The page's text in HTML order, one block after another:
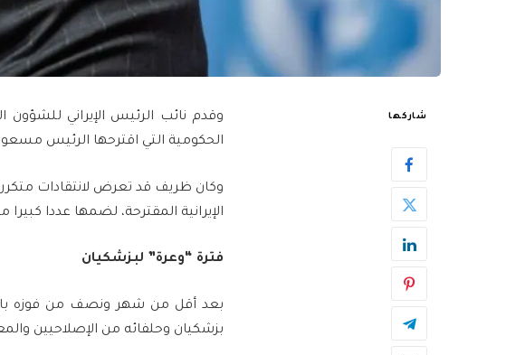
شاركها
وقدم نائب الرئيس الإيراني
الحكومية التي اقترحها الرئيس
وكان ظريف قد تعرض لانتقادات
الإيرانية المقترحة، لضمها عددا
فترة “وعرة” لبزشكيان
بعد أقل من شهر ونصف من فوزه
بزشكيان وحلفائه من الإصلاحيين